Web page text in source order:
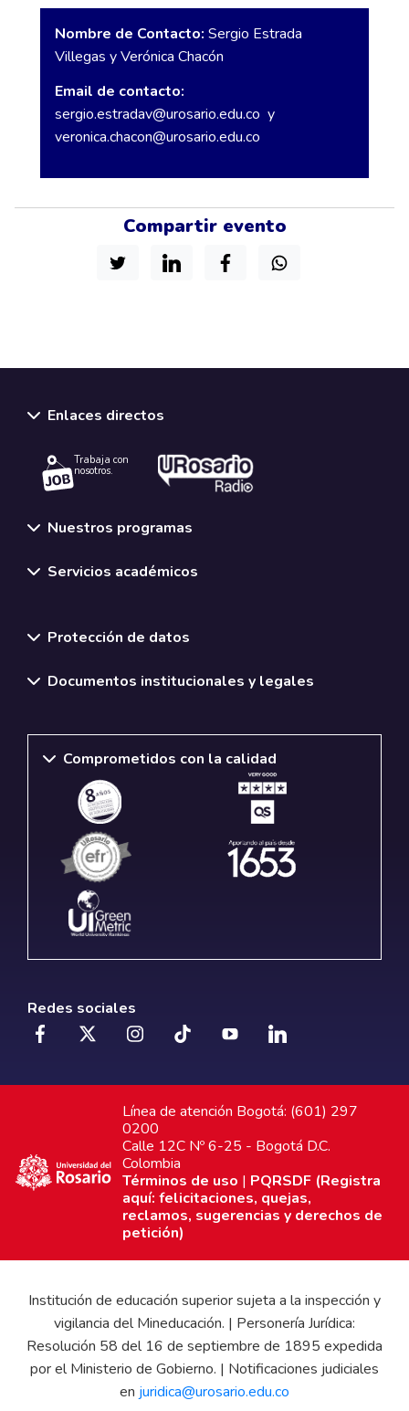
Nombre de Contacto: Sergio Estrada
Villegas y Verónica Chacón
Email de contacto:
sergio.estradav@urosario.edu.co y
veronica.chacon@urosario.edu.co
Compartir evento
Enlaces directos
Trabaja con
nosotros.
Nuestros programas
Servicios académicos
Protección de datos
Documentos institucionales y legales
Comprometidos con la calidad
Redes sociales
Línea de atención Bogotá: (601) 297
0200
Calle 12C Nº 6-25 - Bogotá D.C.
Colombia
Términos de uso | PQRSDF (Registra
aquí: felicitaciones, quejas,
reclamos, sugerencias y derechos de
petición)
Institución de educación superior sujeta a la inspección y
vigilancia del Mineducación. | Personería Jurídica:
Resolución 58 del 16 de septiembre de 1895 expedida
por el Ministerio de Gobierno. | Notificaciones judiciales
en juridica@urosario.edu.co